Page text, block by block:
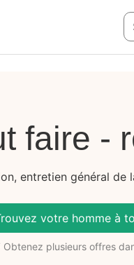
faire -
entretien général de
votre homme à
Obtenez plusieurs offres